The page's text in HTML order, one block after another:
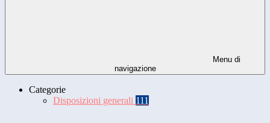
Menu di
navigazione
Categorie
Disposizioni generali 111